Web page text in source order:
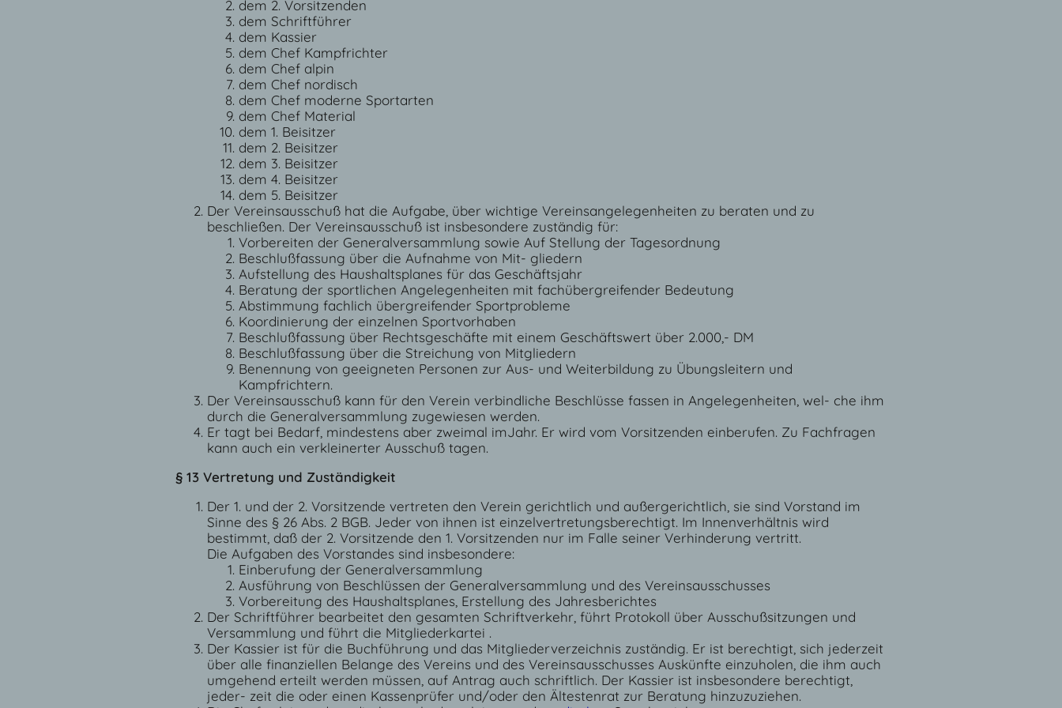
dem 2. Vorsitzenden
dem Schriftführer
dem Kassier
dem Chef Kampfrichter
dem Chef alpin
dem Chef nordisch
dem Chef moderne Sportarten
dem Chef Material
dem 1. Beisitzer
dem 2. Beisitzer
dem 3. Beisitzer
dem 4. Beisitzer
dem 5. Beisitzer
Der Vereinsausschuß hat die Aufgabe, über wichtige Vereinsangelegenheiten zu beraten und zu
beschließen. Der Vereinsausschuß ist insbesondere zuständig für:
Vorbereiten der Generalversammlung sowie Auf Stellung der Tagesordnung
Beschlußfassung über die Aufnahme von Mit- gliedern
Aufstellung des Haushaltsplanes für das Geschäftsjahr
Beratung der sportlichen Angelegenheiten mit fachübergreifender Bedeutung
Abstimmung fachlich übergreifender Sportprobleme
Koordinierung der einzelnen Sportvorhaben
Beschlußfassung über Rechtsgeschäfte mit einem Geschäftswert über 2.000,- DM
Beschlußfassung über die Streichung von Mitgliedern
Benennung von geeigneten Personen zur Aus- und Weiterbildung zu Übungsleitern und
Kampfrichtern.
Der Vereinsausschuß kann für den Verein verbindliche Beschlüsse fassen in Angelegenheiten, wel- che ihm
durch die Generalversammlung zugewiesen werden.
Er tagt bei Bedarf, mindestens aber zweimal imJahr. Er wird vom Vorsitzenden einberufen. Zu Fachfragen
kann auch ein verkleinerter Ausschuß tagen.
§ 13 Vertretung und Zuständigkeit
Der 1. und der 2. Vorsitzende vertreten den Verein gerichtlich und außergerichtlich, sie sind Vorstand im
Sinne des § 26 Abs. 2 BGB. Jeder von ihnen ist einzelvertretungsberechtigt. Im Innenverhältnis wird
bestimmt, daß der 2. Vorsitzende den 1. Vorsitzenden nur im Falle seiner Verhinderung vertritt.
Die Aufgaben des Vorstandes sind insbesondere:
Einberufung der Generalversammlung
Ausführung von Beschlüssen der Generalversammlung und des Vereinsausschusses
Vorbereitung des Haushaltsplanes, Erstellung des Jahresberichtes
Der Schriftführer bearbeitet den gesamten Schriftverkehr, führt Protokoll über Ausschußsitzungen und
Versammlung und führt die Mitgliederkartei .
Der Kassier ist für die Buchführung und das Mitgliederverzeichnis zuständig. Er ist berechtigt, sich jederzeit
über alle finanziellen Belange des Vereins und des Vereinsausschusses Auskünfte einzuholen, die ihm auch
umgehend erteilt werden müssen, auf Antrag auch schriftlich. Der Kassier ist insbesondere berechtigt,
jeder- zeit die oder einen Kassenprüfer und/oder den Ältestenrat zur Beratung hinzuzuziehen.